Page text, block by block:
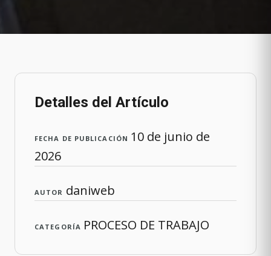
Detalles del Artículo
FECHA DE PUBLICACIÓN 10 de junio de
2026
AUTOR daniweb
CATEGORÍA PROCESO DE TRABAJO